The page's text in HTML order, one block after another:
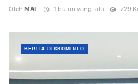
Oleh MAF 1 bulan yang lalu 729
BERITA DISKOMINFO